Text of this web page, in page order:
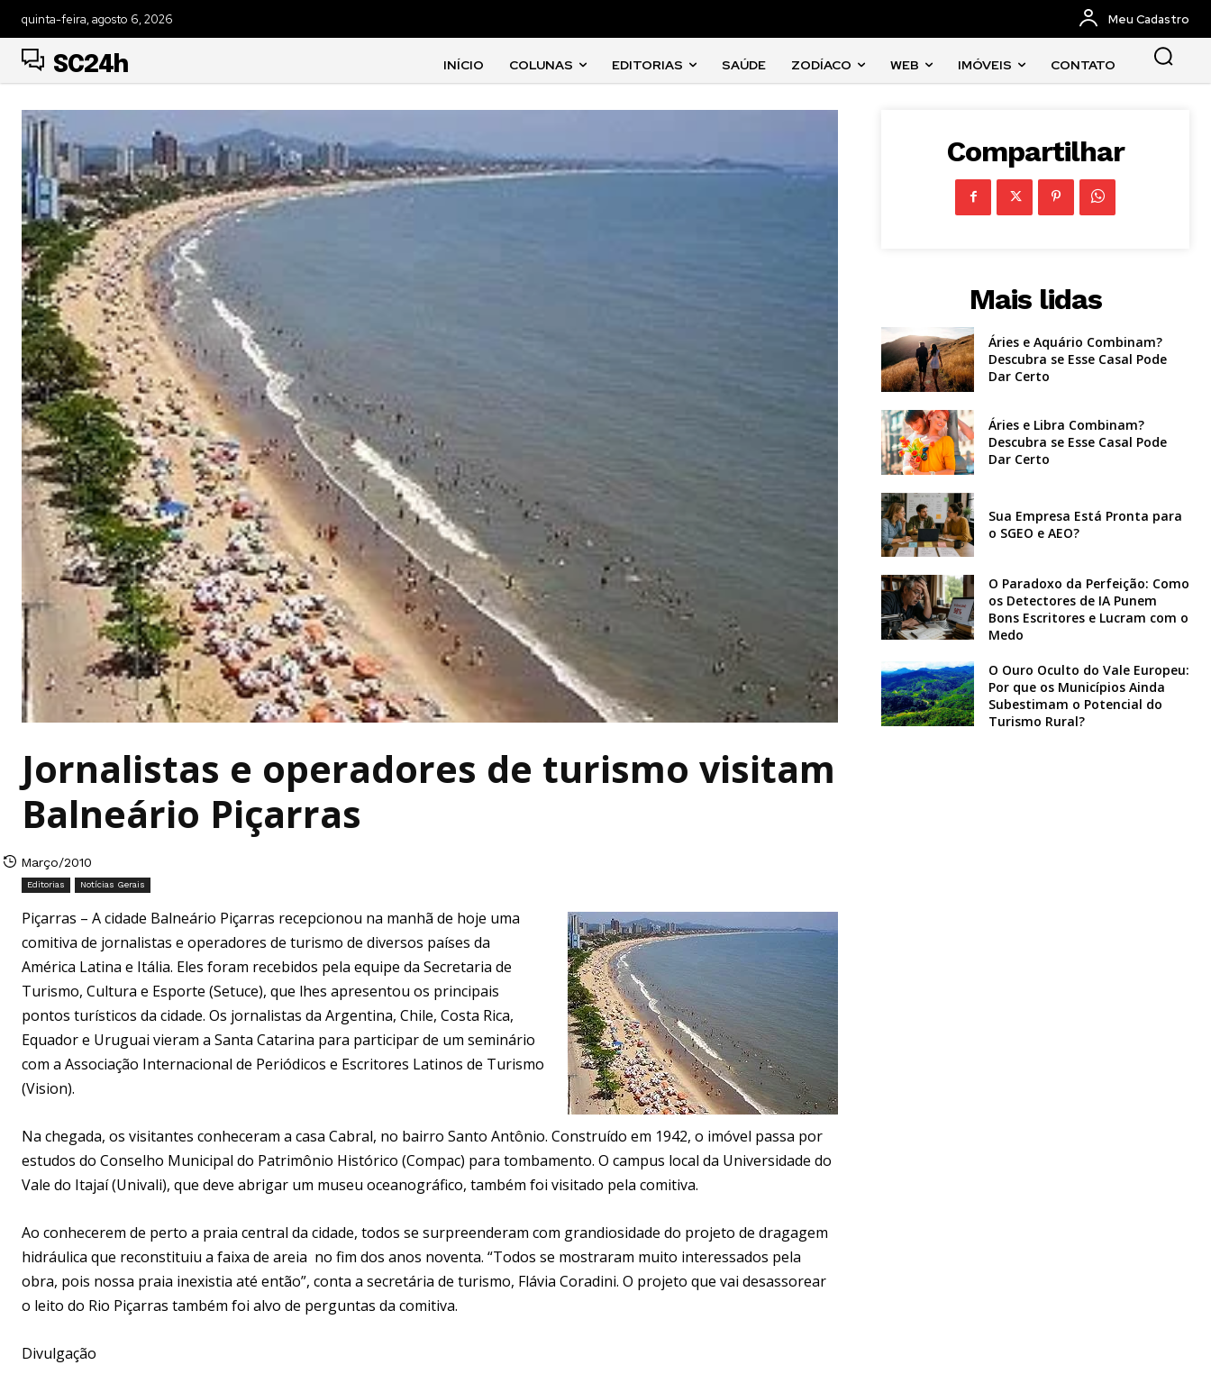
quinta-feira, agosto 6, 2026 Meu Cadastro
SC24h INÍCIO COLUNAS EDITORIAS SAÚDE ZODÍACO WEB IMÓVEIS CONTATO
Jornalistas e operadores de turismo visitam
Balneário Piçarras
Março/2010
Editorias Notícias Gerais
Piçarras – A cidade Balneário Piçarras recepcionou na manhã de hoje uma
comitiva de jornalistas e operadores de turismo de diversos países da
América Latina e Itália. Eles foram recebidos pela equipe da Secretaria de
Turismo, Cultura e Esporte (Setuce), que lhes apresentou os principais
pontos turísticos da cidade. Os jornalistas da Argentina, Chile, Costa Rica,
Equador e Uruguai vieram a Santa Catarina para participar de um seminário
com a Associação Internacional de Periódicos e Escritores Latinos de Turismo
(Vision).
Na chegada, os visitantes conheceram a casa Cabral, no bairro Santo Antônio. Construído em 1942, o imóvel passa por
estudos do Conselho Municipal do Patrimônio Histórico (Compac) para tombamento. O campus local da Universidade do
Vale do Itajaí (Univali), que deve abrigar um museu oceanográfico, também foi visitado pela comitiva.
Ao conhecerem de perto a praia central da cidade, todos se surpreenderam com grandiosidade do projeto de dragagem
hidráulica que reconstituiu a faixa de areia no fim dos anos noventa. “Todos se mostraram muito interessados pela
obra, pois nossa praia inexistia até então”, conta a secretária de turismo, Flávia Coradini. O projeto que vai desassorear
o leito do Rio Piçarras também foi alvo de perguntas da comitiva.
Divulgação
Compartilhar
Mais lidas
Áries e Aquário Combinam?
Descubra se Esse Casal Pode
Dar Certo
Áries e Libra Combinam?
Descubra se Esse Casal Pode
Dar Certo
Sua Empresa Está Pronta para
o SGEO e AEO?
O Paradoxo da Perfeição: Como
os Detectores de IA Punem
Bons Escritores e Lucram com o
Medo
O Ouro Oculto do Vale Europeu:
Por que os Municípios Ainda
Subestimam o Potencial do
Turismo Rural?